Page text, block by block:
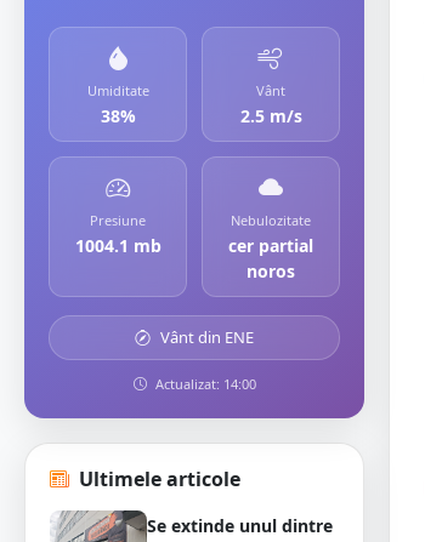
Umiditate
38%
Vânt
2.5 m/s
Presiune
1004.1 mb
Nebulozitate
cer partial
noros
Vânt din ENE
Actualizat: 14:00
Ultimele articole
Se extinde unul dintre